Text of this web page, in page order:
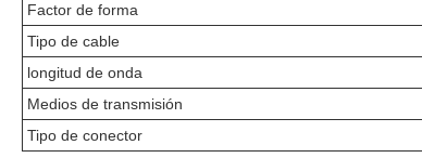
Factor de forma
Tipo de cable
longitud de onda
Medios de transmisión
Tipo de conector